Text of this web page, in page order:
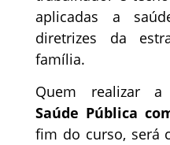
aplicadas a
diretrizes da
família.
Quem realizar a
Saúde Pública
fim do curso, será